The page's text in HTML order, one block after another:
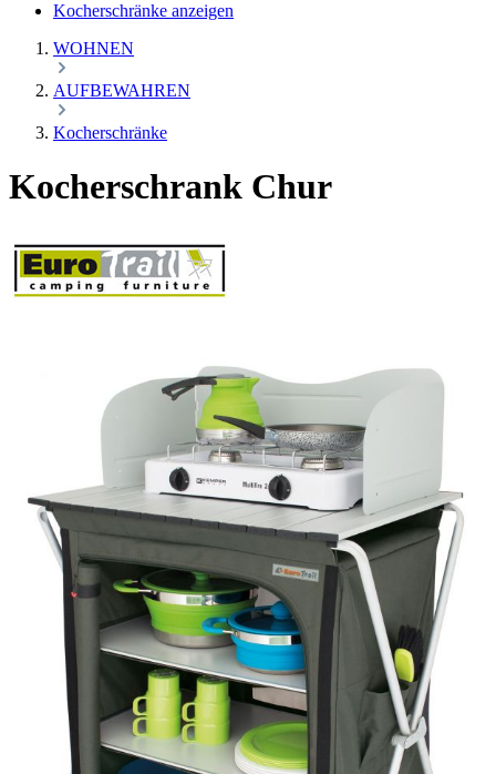
Kocherschränke anzeigen
WOHNEN
AUFBEWAHREN
Kocherschränke
Kocherschrank Chur